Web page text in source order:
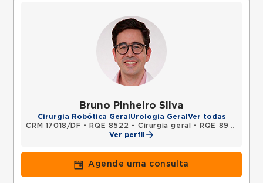
Bruno Pinheiro Silva
Cirurgia Robótica Geral Urologia Geral Ver todas
CRM 17018/DF • RQE 8522 - Cirurgia geral •
RQE 8978 - Urologia
Ver perfil
Agende uma consulta